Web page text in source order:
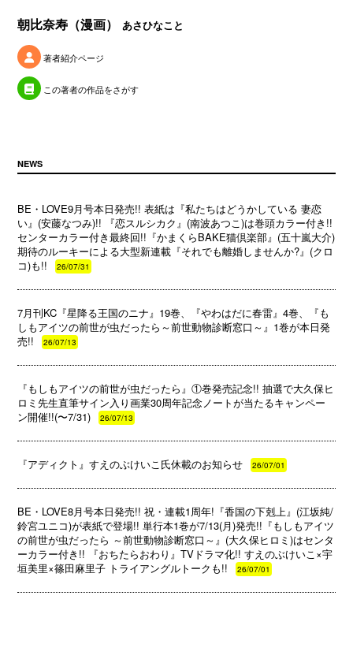
朝比奈寿（漫画）あさひなこと
著者紹介ページ
この著者の作品をさがす
NEWS
BE・LOVE9月号本日発売!! 表紙は『私たちはどうかしている 妻恋
い』(安藤なつみ)!! 『恋スルシカク』(南波あつこ)は巻頭カラー付き!!
センターカラー付き最終回!!『かまくらBAKE猫倶楽部』(五十嵐大介)
期待のルーキーによる大型新連載『それでも離婚しませんか?』(クロ
コ)も!!
26/07/31
7月刊KC『星降る王国のニナ』19巻、『やわはだに春雷』4巻、『も
しもアイツの前世が虫だったら～前世動物診断窓口～』1巻が本日発
売!!
26/07/13
『もしもアイツの前世が虫だったら』①巻発売記念!! 抽選で大久保ヒ
ロミ先生直筆サイン入り画業30周年記念ノートが当たるキャンペー
ン開催!!(〜7/31)
26/07/13
『アディクト』すえのぶけいこ氏休載のお知らせ 26/07/01
BE・LOVE8月号本日発売!! 祝・連載1周年!『香国の下剋上』(江坂純/
鈴宮ユニコ)が表紙で登場!! 単行本1巻が7/13(月)発売!!『もしもアイツ
の前世が虫だったら ～前世動物診断窓口～』(大久保ヒロミ)はセンタ
ーカラー付き!! 『おちたらおわり』TVドラマ化!! すえのぶけいこ×宇
垣美里×篠田麻里子 トライアングルトークも!!
26/07/01